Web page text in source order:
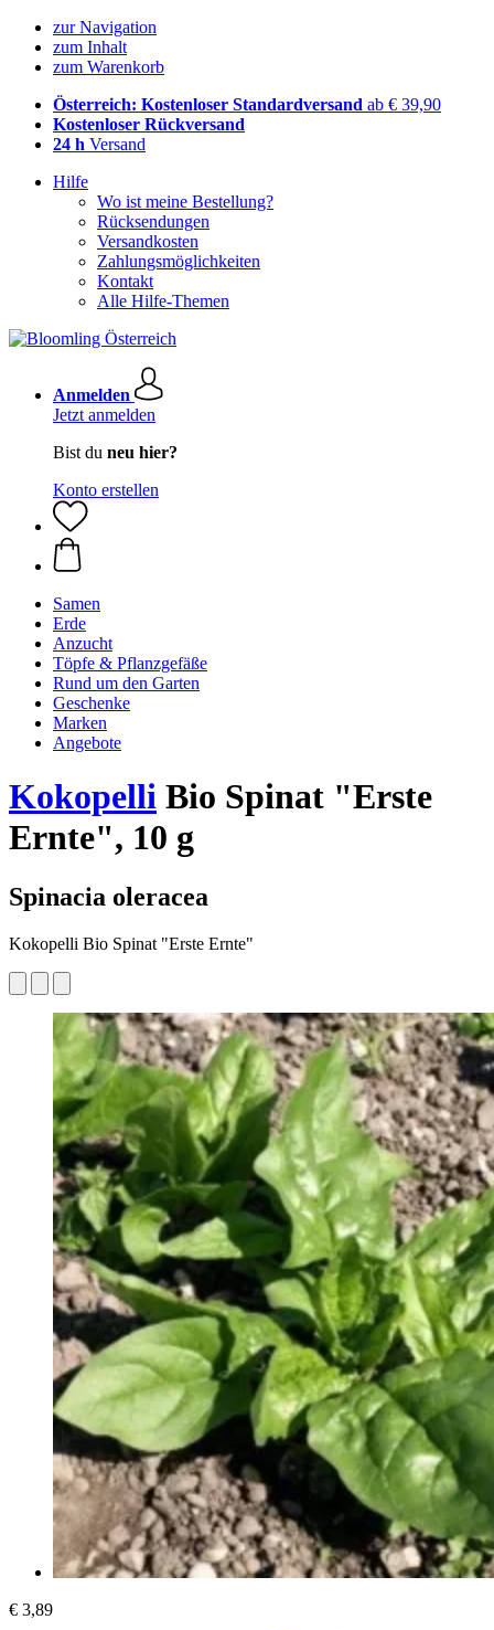
zur Navigation
zum Inhalt
zum Warenkorb
Österreich: Kostenloser Standardversand ab € 39,90
Kostenloser Rückversand
24 h Versand
Hilfe
Wo ist meine Bestellung?
Rücksendungen
Versandkosten
Zahlungsmöglichkeiten
Kontakt
Alle Hilfe-Themen
Anmelden
Jetzt anmelden
Bist du neu hier?
Konto erstellen
Samen
Erde
Anzucht
Töpfe & Pflanzgefäße
Rund um den Garten
Geschenke
Marken
Angebote
Kokopelli Bio Spinat "Erste
Ernte", 10 g
Spinacia oleracea
Kokopelli Bio Spinat "Erste Ernte"
€ 3,89